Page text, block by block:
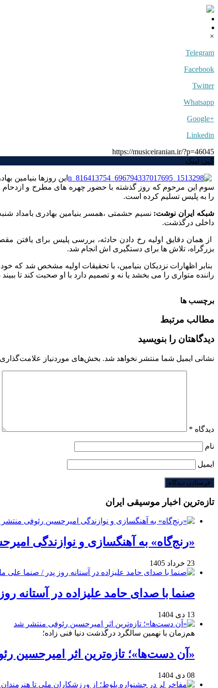
×
Telegram
Facebook
Twitter
Whatsapp
+Google
Linkedin
https://musiceiranian.ir/?p=46045
کپی لینک
این روزها
سوم این مرحوم که روز گذشته با حضور چهره های مطرح و ازدحام
را به پلیس تسلیم کرده است.
شبکه ایران نوشت: نسیم حشمتی ،همسر بنیامین بهادری بامداد
داخلی درگذشت.
بزرگراه، تلاش ها برای دستگیری اش انجام شد.
بنابر اظهارات نزدیکان بنیامین، با تحقیقات اولیه مشخص شد
راننده متواری را می بخشد یا نه و تصمیم دارد با او صحبت کند تا
برچسب ها
مطالب مرتبط
دیدگاهتان را بنویسید
نشانی ایمیل شما منتشر نخواهد شد. بخش‌های موردنیاز
دیدگاه *
نام
ایمیل
تازه‌ترین اخبار موسیقی ایران
«رنج‌گاه» به آهنگسازی و نوازندگی
23 خرداد 1405
صنما با صدای حامد علیزاده در آستانه
13 دی 1404
هم‌زمان با نهمین سالگرد درگذشت دنیا فنی زاده؛
«آن دست‌ها»؛ تازه‌ترین اثر امیرحسین
08 دی 1404